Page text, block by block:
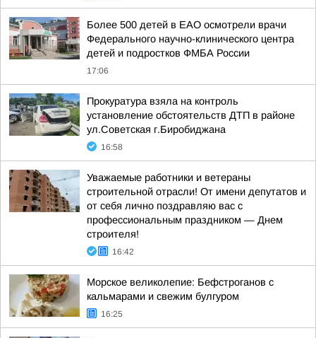
Более 500 детей в ЕАО осмотрели врачи
Федерального научно-клинического центра
детей и подростков ФМБА России
17:06
Прокуратура взяла на контроль
установление обстоятельств ДТП в районе
ул.Советская г.Биробиджана
16:58
Уважаемые работники и ветераны
строительной отрасли! От имени депутатов и
от себя лично поздравляю вас с
профессиональным праздником — Днем
строителя!
16:42
Морское великолепие: Бефстроганов с
кальмарами и свежим булгуром
16:25